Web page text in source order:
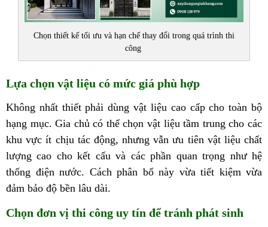
Chọn thiết kế tối ưu và hạn chế thay đổi trong quá trình thi
công
Lựa chọn vật liệu có mức giá phù hợp
Không nhất thiết phải dùng vật liệu cao cấp cho toàn bộ
hạng mục. Gia chủ có thể chọn vật liệu tầm trung cho các
khu vực ít chịu tác động, nhưng vẫn ưu tiên vật liệu chất
lượng cao cho kết cấu và các phần quan trọng như hệ
thống điện nước. Cách phân bổ này vừa tiết kiệm vừa
đảm bảo độ bền lâu dài.
Chọn đơn vị thi công uy tín để tránh phát sinh